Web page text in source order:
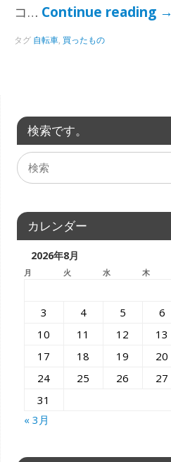
コ… Continue reading →
タグ 自転車, 買ったもの
検索です。
カレンダー
2026年8月
月 火 水 木
3
4 5 6
10
11 12 13
17
18 19 20
24
25 26 27
31
« 3月